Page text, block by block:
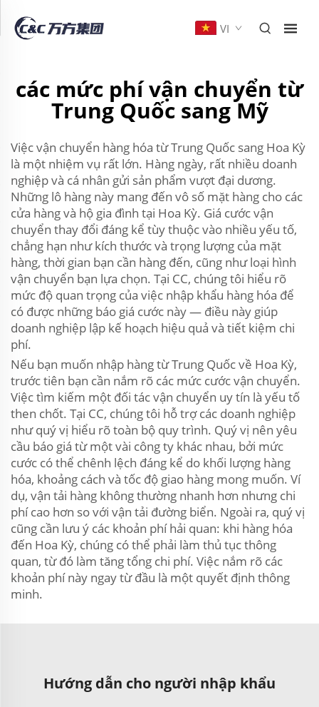
VI
các mức phí vận chuyển từ
Trung Quốc sang Mỹ
Việc vận chuyển hàng hóa từ Trung Quốc sang Hoa Kỳ
là một nhiệm vụ rất lớn. Hàng ngày, rất nhiều doanh
nghiệp và cá nhân gửi sản phẩm vượt đại dương.
Những lô hàng này mang đến vô số mặt hàng cho các
cửa hàng và hộ gia đình tại Hoa Kỳ. Giá cước vận
chuyển thay đổi đáng kể tùy thuộc vào nhiều yếu tố,
chẳng hạn như kích thước và trọng lượng của mặt
hàng, thời gian bạn cần hàng đến, cũng như loại hình
vận chuyển bạn lựa chọn. Tại CC, chúng tôi hiểu rõ
mức độ quan trọng của việc nhập khẩu hàng hóa để
có được những báo giá cước này — điều này giúp
doanh nghiệp lập kế hoạch hiệu quả và tiết kiệm chi
phí.
Nếu bạn muốn nhập hàng từ Trung Quốc về Hoa Kỳ,
trước tiên bạn cần nắm rõ các mức cước vận chuyển.
Việc tìm kiếm một đối tác vận chuyển uy tín là yếu tố
then chốt. Tại CC, chúng tôi hỗ trợ các doanh nghiệp
như quý vị hiểu rõ toàn bộ quy trình. Quý vị nên yêu
cầu báo giá từ một vài công ty khác nhau, bởi mức
cước có thể chênh lệch đáng kể do khối lượng hàng
hóa, khoảng cách và tốc độ giao hàng mong muốn. Ví
dụ, vận tải hàng không thường nhanh hơn nhưng chi
phí cao hơn so với vận tải đường biển. Ngoài ra, quý vị
cũng cần lưu ý các khoản phí hải quan: khi hàng hóa
đến Hoa Kỳ, chúng có thể phải làm thủ tục thông
quan, từ đó làm tăng tổng chi phí. Việc nắm rõ các
khoản phí này ngay từ đầu là một quyết định thông
minh.
Hướng dẫn cho người nhập khẩu